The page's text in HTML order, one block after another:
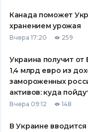
Канада поможет
хранением урожая
Вчера 17:20 259
Украина получит от
1,4 млрд евро из
замороженных
активов: куда
Вчера 09:12 148
В Украине